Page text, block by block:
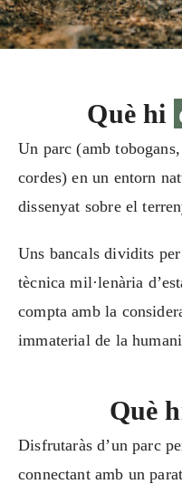
Què hi
Un parc (amb
cordes) en un entorn
dissenyat sobre el
Uns bancals dividits
tècnica mil·lenària
compta amb la
immaterial de la
Què
Disfrutaràs d’un parc
connectant amb un